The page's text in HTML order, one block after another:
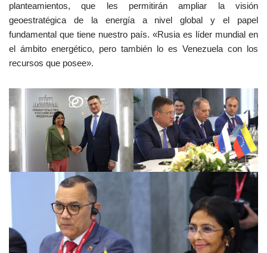
planteamientos, que les permitirán ampliar la visión
geoestratégica de la energía a nivel global y el papel
fundamental que tiene nuestro país. «Rusia es líder mundial en
el ámbito energético, pero también lo es Venezuela con los
recursos que posee».